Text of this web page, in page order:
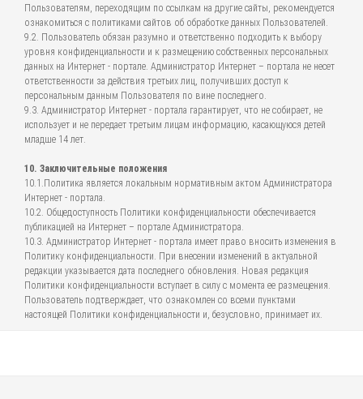
Пользователям, переходящим по ссылкам на другие сайты, рекомендуется
ознакомиться с политиками сайтов об обработке данных Пользователей.
9.2. Пользователь обязан разумно и ответственно подходить к выбору
уровня конфиденциальности и к размещению собственных персональных
данных на Интернет - портале. Администратор Интернет – портала не несет
ответственности за действия третьих лиц, получивших доступ к
персональным данным Пользователя по вине последнего.
9.3. Администратор Интернет - портала гарантирует, что не собирает, не
использует и не передает третьим лицам информацию, касающуюся детей
младше 14 лет.
10. Заключительные положения
10.1.Политика является локальным нормативным актом Администратора
Интернет - портала.
10.2. Общедоступность Политики конфиденциальности обеспечивается
публикацией на Интернет – портале Администратора.
10.3. Администратор Интернет - портала имеет право вносить изменения в
Политику конфиденциальности. При внесении изменений в актуальной
редакции указывается дата последнего обновления. Новая редакция
Политики конфиденциальности вступает в силу с момента ее размещения.
Пользователь подтверждает, что ознакомлен со всеми пунктами
настоящей Политики конфиденциальности и, безусловно, принимает их.